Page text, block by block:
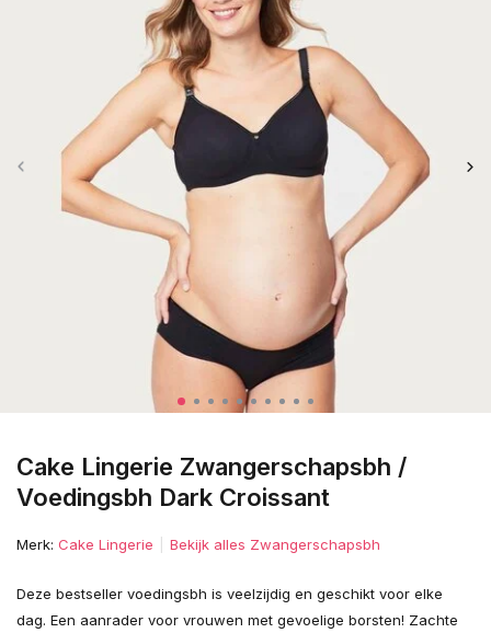
Cake Lingerie Zwangerschapsbh /
Voedingsbh Dark Croissant
Merk: Cake Lingerie Bekijk alles Zwangerschapsbh
Deze bestseller voedingsbh is veelzijdig en geschikt voor elke
dag. Een aanrader voor vrouwen met gevoelige borsten! Zachte